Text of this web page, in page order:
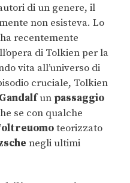
di un genere, il
non esisteva. Lo
recentemente
di Tolkien per la
vita all’universo di
cruciale, Tolkien
Gandalfun passaggio
se con qualche
oltreuomoteorizzato
negli ultimi